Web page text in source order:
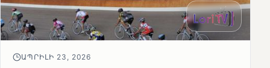
ԱՊՐԻԼԻ 23, 2026